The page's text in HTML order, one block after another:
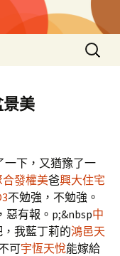
搜
尋
美
一下，又猶豫了一
合發權美爸興大住宅
不勉強，不勉強。
惡有報。p;&nbsp中
我藍丁莉的鴻邑天
可宇恆天悅能嫁給